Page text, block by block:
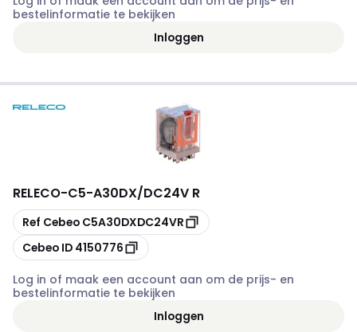
bestelinformatie te bekijken
Inloggen
RELECO-C5-A30DX/DC24V R
Kopiëren
Ref Cebeo C5A30DXDC24VR
Kopiëren
Cebeo ID 4150776
Log in of maak een account aan om de prijs- en
bestelinformatie te bekijken
Inloggen